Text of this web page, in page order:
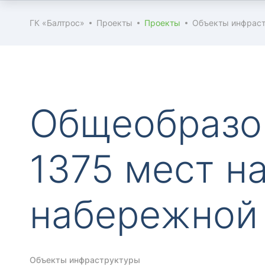
ГК «Балтрос» Проекты Проекты Объекты
1375 мест
набережной
Объекты инфраструктуры